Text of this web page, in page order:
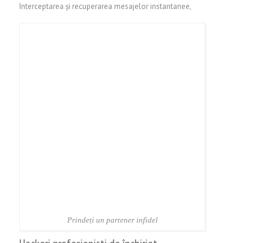
Interceptarea și recuperarea mesajelor instantanee,
Prindeți un partener infidel